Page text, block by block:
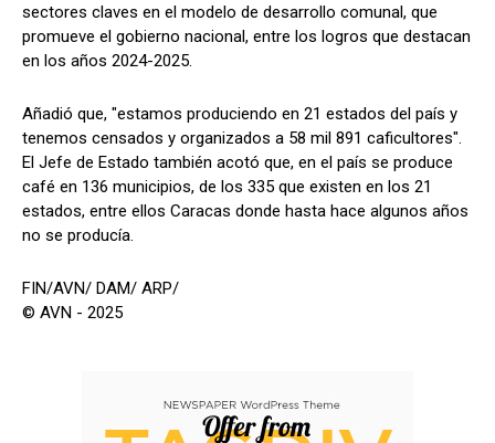
sectores claves en el modelo de desarrollo comunal, que
promueve el gobierno nacional, entre los logros que destacan
en los años 2024-2025.
Añadió que, "estamos produciendo en 21 estados del país y
tenemos censados y organizados a 58 mil 891 caficultores".
El Jefe de Estado también acotó que, en el país se produce
café en 136 municipios, de los 335 que existen en los 21
estados, entre ellos Caracas donde hasta hace algunos años
no se producía.
FIN/AVN/ DAM/ ARP/
© AVN - 2025